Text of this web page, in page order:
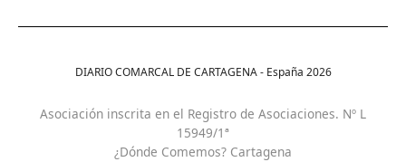
DIARIO COMARCAL DE CARTAGENA - España 2026
Asociación inscrita en el Registro de Asociaciones. Nº L
15949/1ª
¿Dónde Comemos? Cartagena